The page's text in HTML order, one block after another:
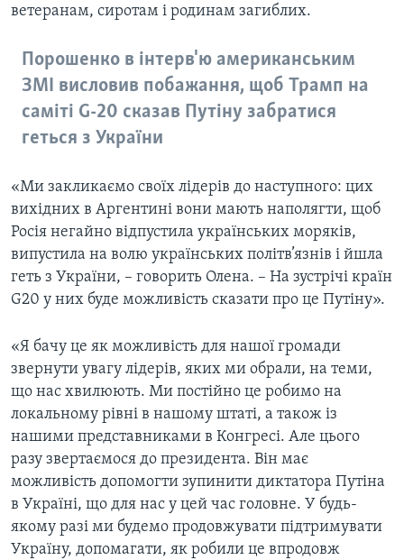
ветеранам, сиротам і родинам загиблих.
Порошенко в інтерв'ю американським
ЗМІ висловив побажання, щоб Трамп на
саміті G-20 сказав Путіну забратися
геться з України
«Ми закликаємо своїх лідерів до наступного: цих
вихідних в Аргентині вони мають наполягти, щоб
Росія негайно відпустила українських моряків,
випустила на волю українських політв’язнів і йшла
геть з України, – говорить Олена. – На зустрічі країн
G20 у них буде можливість сказати про це Путіну».
«Я бачу це як можливість для нашої громади
звернути увагу лідерів, яких ми обрали, на теми,
що нас хвилюють. Ми постійно це робимо на
локальному рівні в нашому штаті, а також із
нашими представниками в Конгресі. Але цього
разу звертаємося до президента. Він має
можливість допомогти зупинити диктатора Путіна
в Україні, що для нас у цей час головне. У будь-
якому разі ми будемо продовжувати підтримувати
Україну, допомагати, як робили це впродовж